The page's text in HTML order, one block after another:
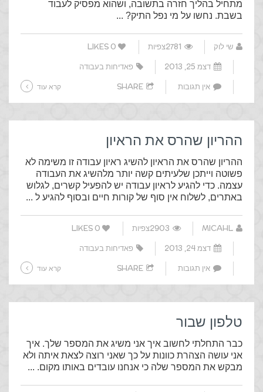
מתחיל בהליך חזרה בתשובה, ושהוא מפסיק לעבוד
בשבת. נחשו על מי נפל התיק? ...
שי לוק 2781צפיות 0
LIKES
דצמ 25, 2013
פאדיחות בעבודה
אין תגובות
SHARE קרא עוד
ההריון שהרס את הראיון
ההריון שהרס את הראיון להשיג ראיון עבודה זו משימה לא
פשוטה וייתכן שלעיתים קשה יותר מלהשיג את העבודה
עצמה. כדי להגיע לראיון עבודה יש להפעיל קשרים, לגלוש
באתרים, לשלוח אין סוף של קורות חיים ובסוף להגיע ל ...
MICAHL 2903צפיות 0
LIKES
דצמ 24, 2013
פאדיחות בעבודה
אין תגובות
SHARE קרא עוד
טלפון שבור
כבר התחלתי לחשוב איך אני משיג את המספר שלך. איך
אני עושה הצהרת כוונות על כך שאני רוצה לצאת איתה ולא
מבקש את המספר שלה כי אנחנו עובדים באותו מקום. ...